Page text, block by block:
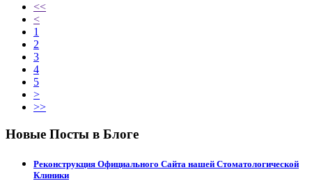
<<
<
1
2
3
4
5
>
>>
Новые Посты в Блоге
Реконструкция Официального Сайта нашей Стоматологической
Клиники